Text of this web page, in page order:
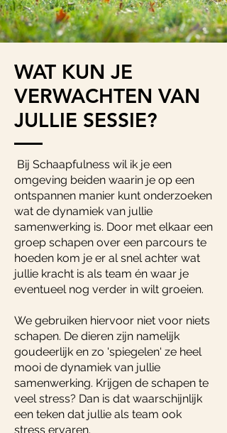
WAT KUN JE
VERWACHTEN VAN
JULLIE SESSIE?
Bij Schaapfulness wil ik je een
omgeving beiden waarin je op een
ontspannen manier kunt onderzoeken
wat de dynamiek van jullie
samenwerking is. Door met elkaar een
groep schapen over een parcours te
hoeden kom je er al snel achter wat
jullie kracht is als team én waar je
eventueel nog verder in wilt groeien.
We gebruiken hiervoor niet voor niets
schapen. De dieren zijn namelijk
goudeerlijk en zo 'spiegelen' ze heel
mooi de dynamiek van jullie
samenwerking. Krijgen de schapen te
veel stress? Dan is dat waarschijnlijk
een teken dat jullie als team ook
stress ervaren.